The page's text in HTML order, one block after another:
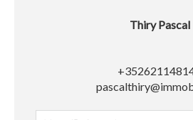
Thiry Pascal